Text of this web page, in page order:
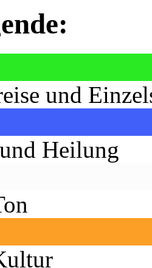
und
Heilung